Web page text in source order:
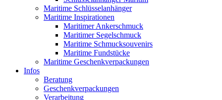
Maritime Schlüsselanhänger
Maritime Inspirationen
Maritimer Ankerschmuck
Maritimer Segelschmuck
Maritime Schmucksouvenirs
Maritime Fundstücke
Maritime Geschenkverpackungen
Infos
Beratung
Geschenkverpackungen
Verarbeitung